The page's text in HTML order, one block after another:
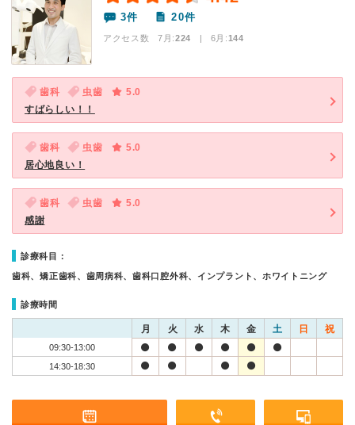
3件 20件
アクセス数 7月:224 | 6月:144
歯科 虫歯
5.0
すばらしい！！
歯科 虫歯
5.0
居心地良い！
歯科 虫歯
5.0
感謝
診療科目：
歯科、矯正歯科、歯周病科、歯科口腔外科、インプラント、ホワイトニング
診療時間
月 火 水 木 金 土 日 祝
09:30-13:00
14:30-18:30